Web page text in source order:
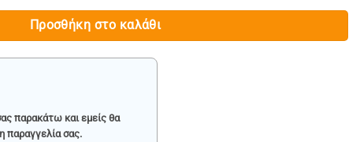
Προσθήκη στο καλάθι
παρακάτω και εμείς θα
παραγγελία σας.